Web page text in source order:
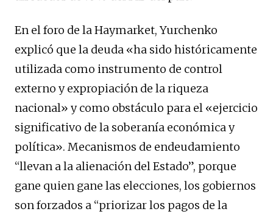
En el foro de la Haymarket, Yurchenko
explicó que la deuda «ha sido históricamente
utilizada como instrumento de control
externo y expropiación de la riqueza
nacional» y como obstáculo para el «ejercicio
significativo de la soberanía económica y
política». Mecanismos de endeudamiento
“llevan a la alienación del Estado”, porque
gane quien gane las elecciones, los gobiernos
son forzados a “priorizar los pagos de la